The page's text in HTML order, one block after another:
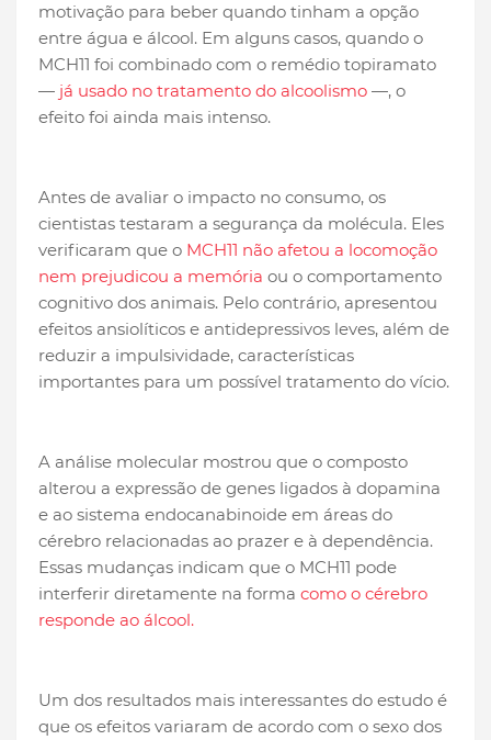
motivação para beber quando tinham a opção
entre água e álcool. Em alguns casos, quando o
MCH11 foi combinado com o remédio topiramato
— já usado no tratamento do alcoolismo —, o
efeito foi ainda mais intenso.
Antes de avaliar o impacto no consumo, os
cientistas testaram a segurança da molécula. Eles
verificaram que o MCH11 não afetou a locomoção
nem prejudicou a memória ou o comportamento
cognitivo dos animais. Pelo contrário, apresentou
efeitos ansiolíticos e antidepressivos leves, além de
reduzir a impulsividade, características
importantes para um possível tratamento do vício.
A análise molecular mostrou que o composto
alterou a expressão de genes ligados à dopamina
e ao sistema endocanabinoide em áreas do
cérebro relacionadas ao prazer e à dependência.
Essas mudanças indicam que o MCH11 pode
interferir diretamente na forma como o cérebro
responde ao álcool.
Um dos resultados mais interessantes do estudo é
que os efeitos variaram de acordo com o sexo dos